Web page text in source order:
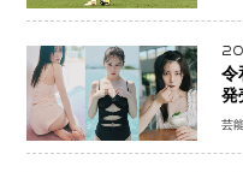
令
発
ッ
芸